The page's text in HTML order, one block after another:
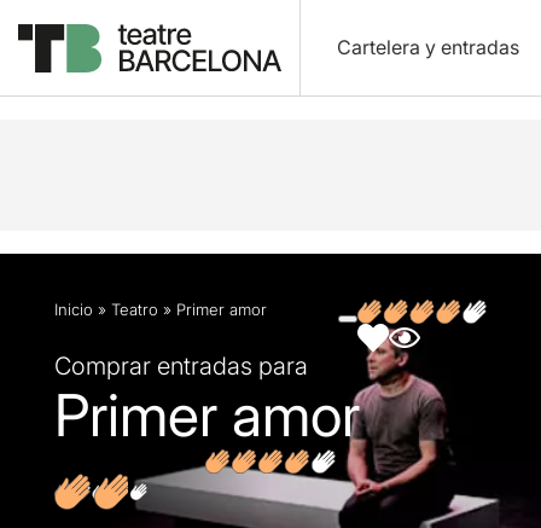
Cartelera y entradas
Descripción Ficha artística Fotos y vídeos
Inicio » Teatro » Primer amor
Comprar entradas para
Primer amor